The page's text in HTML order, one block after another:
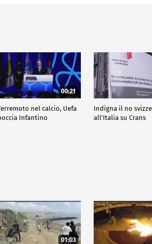
00:21
nel calcio, Uefa
Infantino
Indigna il no
all'Italia su Crans
01:03